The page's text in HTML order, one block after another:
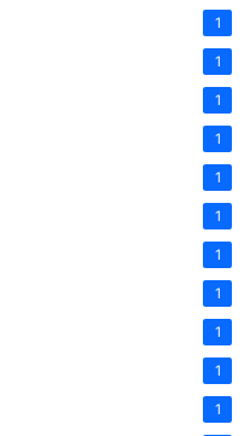
1
1
1
1
1
1
1
1
1
1
1